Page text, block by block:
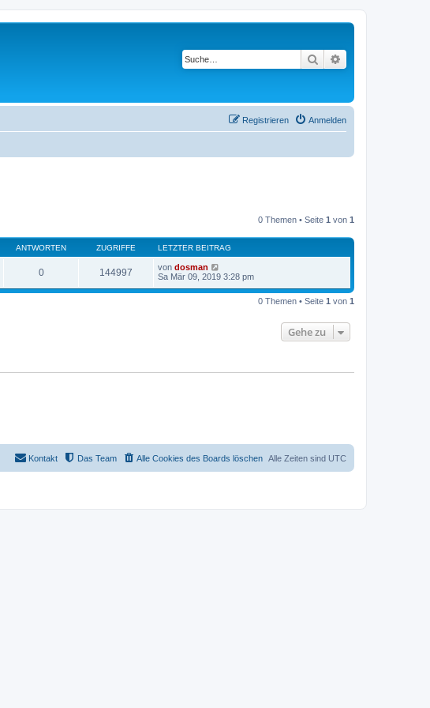
Suche
Anmelden
Registrieren
0 Themen • Seite 1 von 1
ANTWORTEN ZUGRIFFE LETZTER BEITRAG
0 144997 von dosman
Sa Mär 09, 2019 3:28 pm
0 Themen • Seite 1 von 1
Gehe zu
Alle Zeiten sind UTC
Alle Cookies des Boards löschen
Das Team
Kontakt